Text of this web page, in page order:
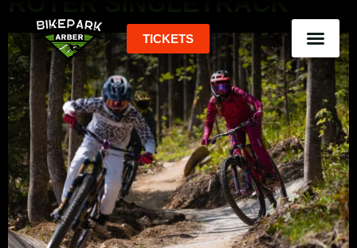
springen
TICKETS